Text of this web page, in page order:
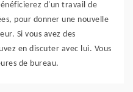
d'un travail de
pour donner une nouvelle
Si vous avez des
en discuter avec lui. Vous
de bureau.